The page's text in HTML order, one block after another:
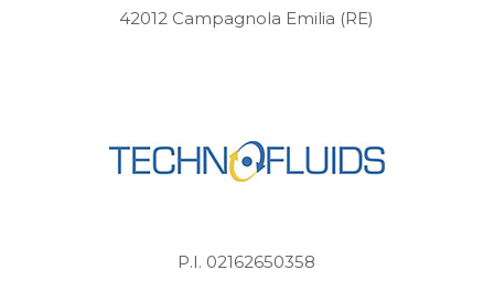
42012 Campagnola Emilia (RE)
P.I. 02162650358